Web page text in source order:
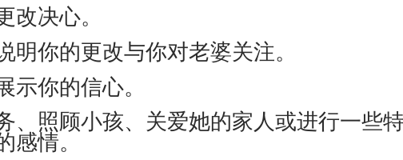
决心。
你的更改与你对老婆关注。
你的信心。
照顾小孩、关爱她的家人或进行一些特
感情。